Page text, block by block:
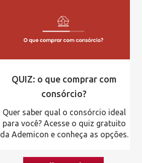
QUIZ: o que comprar com
consórcio?
Quer saber qual o consórcio ideal
para você? Acesse o quiz gratuito
da Ademicon e conheça as opções.